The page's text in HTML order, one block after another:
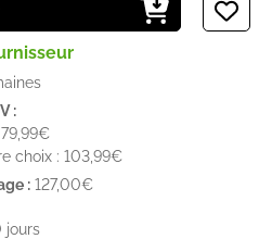
:
choix : 103,99€
: 127,00€
jours